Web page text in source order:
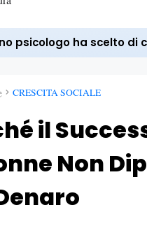
CRESCITA SOCIALE
il
Non